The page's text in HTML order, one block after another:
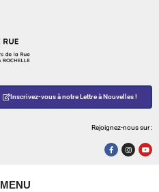
Inscrivez-vous à notre Lettre à Nouvelles !
Rejoignez-nous sur :
MENU